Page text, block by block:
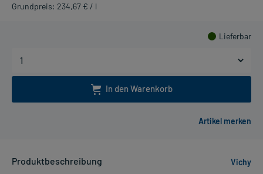
Grundpreis: 234,67 € / l
Lieferbar
In den Warenkorb
Produktbeschreibung
Vichy